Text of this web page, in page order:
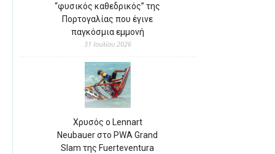
“φυσικός καθεδρικός” της
Πορτογαλίας που έγινε
παγκόσμια εμμονή
31 Ιουλίου 2026
Χρυσός ο Lennart
Neubauer στο PWA Grand
Slam της Fuerteventura